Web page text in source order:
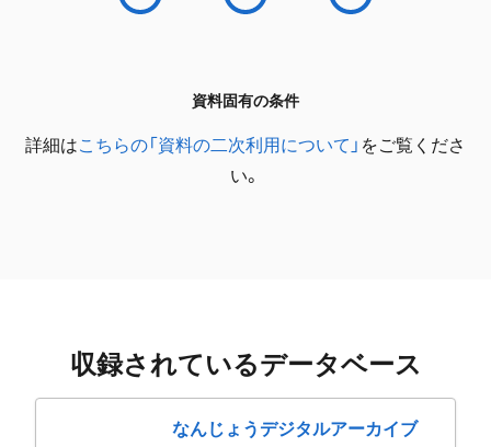
資料固有の条件
詳細はこちらの「資料の二次利用について」 をご覧くださ
い。
収録されているデータベース
なんじょうデジタルアーカイブ